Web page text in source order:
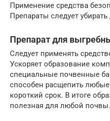
Применение средства
Препараты следует убирать
Препарат для
Следует применять
Ускоряет образование
специальные почвенные
способен расщепить
короткий срок. В итоге
полезная для любой почвы.